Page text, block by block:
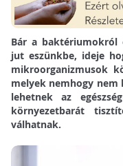
Bár a baktériumokról
jut eszünkbe, ideje
mikroorganizmusok
melyek nemhogy
lehetnek az
környezetbarát
válhatnak.